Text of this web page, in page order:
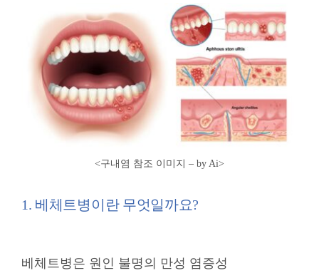
<구내염 참조 이미지 – by Ai>
1. 베체트병이란 무엇일까요?
베체트병은 원인 불명의 만성 염증성